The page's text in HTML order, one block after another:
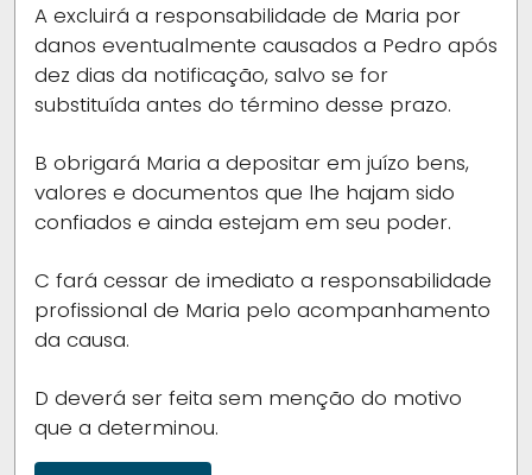
A excluirá a responsabilidade de Maria por
danos eventualmente causados a Pedro após
dez dias da notificação, salvo se for
substituída antes do término desse prazo.
B obrigará Maria a depositar em juízo bens,
valores e documentos que lhe hajam sido
confiados e ainda estejam em seu poder.
C fará cessar de imediato a responsabilidade
profissional de Maria pelo acompanhamento
da causa.
D deverá ser feita sem menção do motivo
que a determinou.